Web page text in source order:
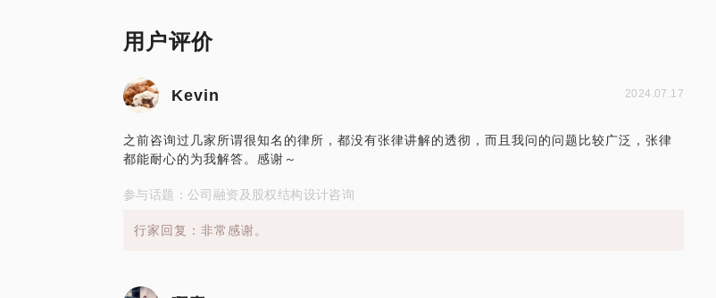
用户评价
Kevin 2024.07.17
之前咨询过几家所谓很知名的律所，都没有张律讲解的透彻，而且我问的问题比较广泛，张律
都能耐心的为我解答。感谢～
参与话题：公司融资及股权结构设计咨询
行家回复：非常感谢。